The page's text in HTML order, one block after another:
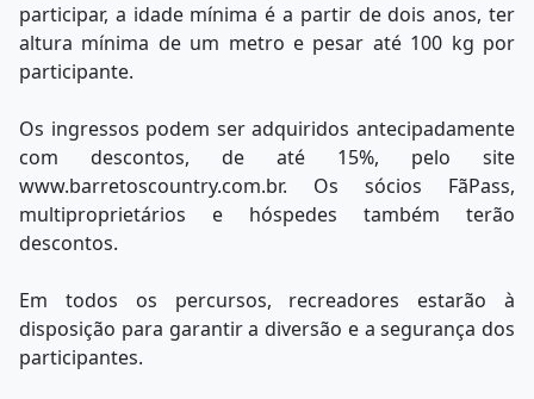
participar, a idade mínima é a partir de dois anos, ter
altura mínima de um metro e pesar até 100 kg por
participante.
Os ingressos podem ser adquiridos antecipadamente
com descontos, de até 15%, pelo site
www.barretoscountry.com.br. Os sócios FãPass,
multiproprietários e hóspedes também terão
descontos.
Em todos os percursos, recreadores estarão à
disposição para garantir a diversão e a segurança dos
participantes.